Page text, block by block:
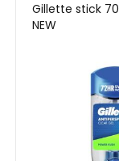
Gillette stick
NEW